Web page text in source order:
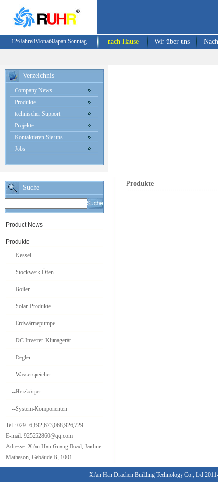
126Jahre8Monat9Japan Sonntag nach Hause Wir über uns
Verzeichnis
Company News
Produkte
technischer Support
Projekte
Kontaktieren Sie uns
Jobs
Suche
Product News
Produkte
--Kessel
--Stockwerk Öfen
--Boiler
--Solar-Produkte
--Erdwärmepumpe
--DC Inverter-Klimagerät
--Regler
--Wasserspeicher
--Heizkörper
--System-Komponenten
Tel.: 029 -6,892,673,068,926,729
E-mail: 925262860@qq.com
Adresse: Xi'an Han Guang Road, Jardine
Matheson, Gebäude B, 1001
Produkte
Xi'an Han Drachen Building Technology Co., Ltd